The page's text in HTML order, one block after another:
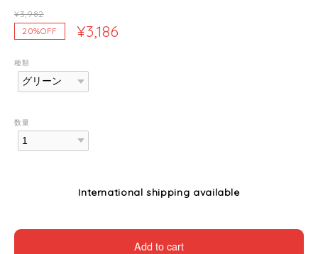
¥3,982
20%OFF
¥3,186
種類
数量
International shipping available
Add to cart